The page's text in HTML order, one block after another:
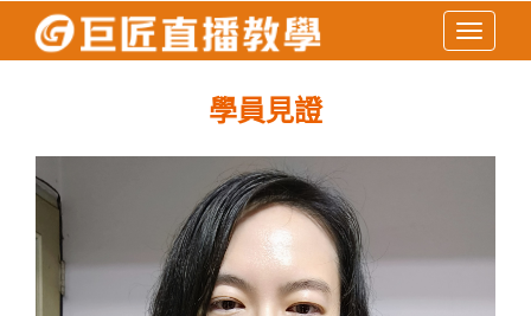
Toggle
學員見證